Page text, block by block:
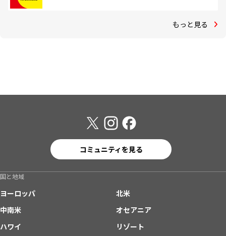
もっと見る
コミュニティを見る
国と地域
ヨーロッパ
北米
中南米
オセアニア
ハワイ
リゾート